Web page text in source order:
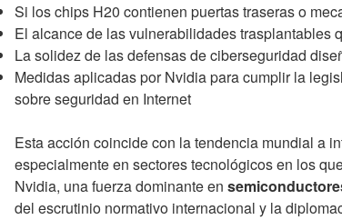
Si los chips H20 contienen puertas traseras o
El alcance de las vulnerabilidades trasplantables
La solidez de las defensas de ciberseguridad
Medidas aplicadas por Nvidia para cumplir la
sobre seguridad en Internet
Esta acción coincide con la tendencia mundial a
especialmente en sectores tecnológicos en los
Nvidia, una fuerza dominante en
del escrutinio normativo internacional y la